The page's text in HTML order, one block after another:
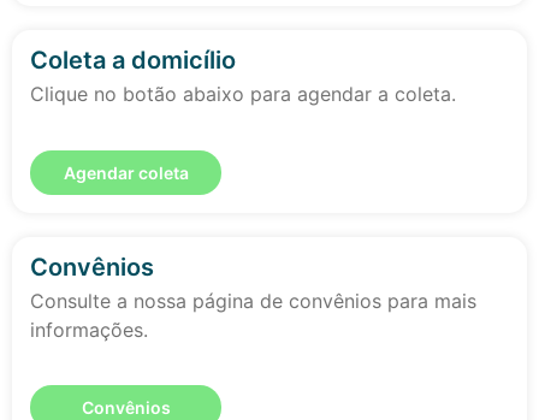
Coleta a domicílio
Clique no botão abaixo para agendar a coleta.
Agendar coleta
Convênios
Consulte a nossa página de convênios para mais
informações.
Convênios